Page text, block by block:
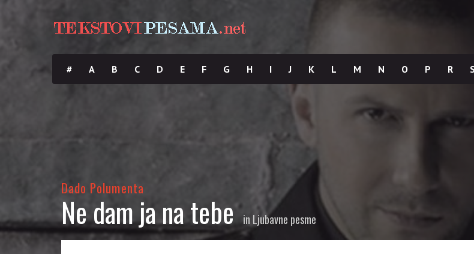
# A B C D E F G H I J K L M N O P R
Dado Polumenta
Ne dam ja na tebe in Ljubavne pesme